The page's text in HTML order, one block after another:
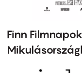
Finn